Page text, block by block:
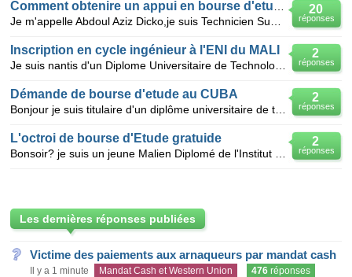
20
réponses
2
réponses
Inscription en cycle ingénieur à l'ENI du MALI
2
réponses
Démande de bourse d'etude au CUBA
2
réponses
L'octroi de bourse d'Etude gratuide
Les dernières réponses publiées
Victime des paiements aux arnaqueurs par mandat cash
Il y a 1 minute Mandat Cash et Western Union 476 réponses